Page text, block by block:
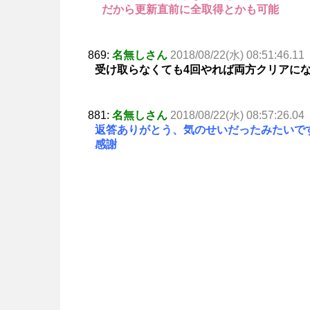
だから更新直前に全取得とかも可能
869: 名無しさん 2018/08/22(水) 08:51:46.11
受け取らなくても4回やれば両方クリアに
881: 名無しさん 2018/08/22(水) 08:57:26.04
返答ありがとう、気のせいだったみたいで
感謝